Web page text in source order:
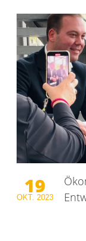
19
OKT. 2023